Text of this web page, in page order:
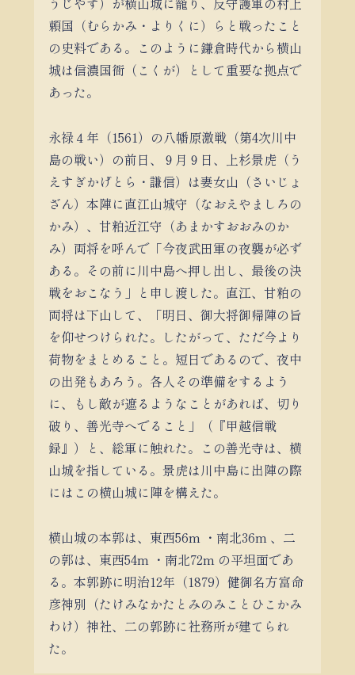
頼国（むらかみ・よりくに）らと戦ったこと
の史料である。このように鎌倉時代から横山
城は信濃国衙（こくが）として重要な拠点で
あった。
永禄４年（1561）の八幡原激戦（第4次川中
島の戦い）の前日、９月９日、上杉景虎（う
えすぎかげとら・謙信）は妻女山（さいじょ
ざん）本陣に直江山城守（なおえやましろの
かみ）、甘粕近江守（あまかすおおみのか
み）両将を呼んで「今夜武田軍の夜襲が必ず
ある。その前に川中島へ押し出し、最後の決
戦をおこなう」と申し渡した。直江、甘粕の
両将は下山して、「明日、御大将御帰陣の旨
を仰せつけられた。したがって、ただ今より
荷物をまとめること。短日であるので、夜中
の出発もあろう。各人その準備をするよう
に、もし敵が遮るようなことがあれば、切り
破り、善光寺へでること」（『甲越信戦
録』）と、総軍に触れた。この善光寺は、横
山城を指している。景虎は川中島に出陣の際
にはこの横山城に陣を構えた。
横山城の本郭は、東西56m ・南北36m 、二
の郭は、東西54m ・南北72m の平坦面であ
る。本郭跡に明治12年（1879）健御名方富命
彦神別（たけみなかたとみのみことひこかみ
わけ）神社、二の郭跡に社務所が建てられ
た。